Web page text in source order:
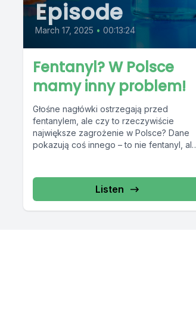
Episode
March 17, 2025 • 00:13:24
Fentanyl? W Polsce
mamy inny problem!
Głośne nagłówki ostrzegają przed
fentanylem, ale czy to rzeczywiście
największe zagrożenie w Polsce? Dane
pokazują coś innego – to nie fentanyl, ale
Listen